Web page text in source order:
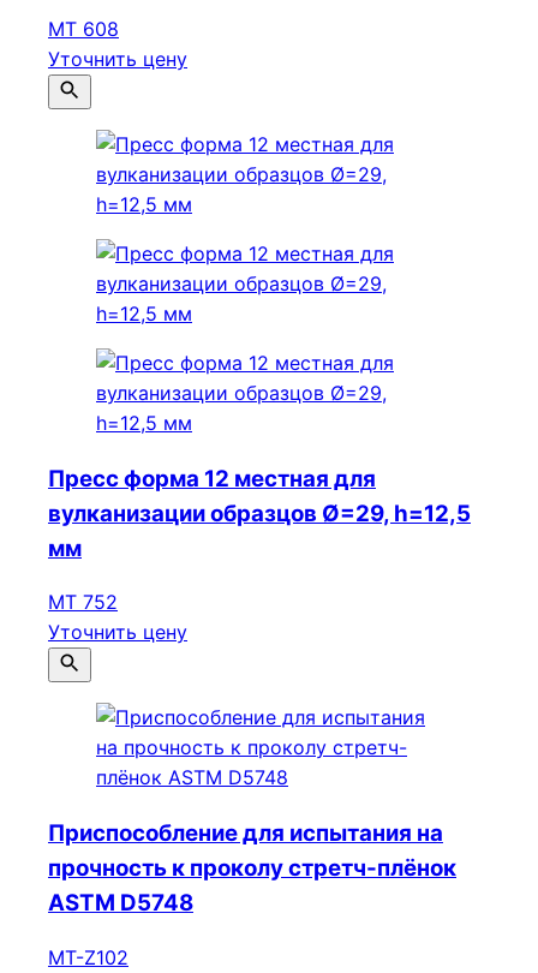
МТ 608
Уточнить цену
Пресс форма 12 местная для
вулканизации образцов Ø=29, h=12,5
мм
МТ 752
Уточнить цену
Приспособление для испытания на
прочность к проколу стретч-плёнок
ASTM D5748
МТ-Z102